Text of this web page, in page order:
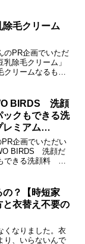
ックな生活をし
。。...
毛クリーム
のPR企画でいただ
除毛クリーム」
リームなるもの
。思ってたより大
BIRDS 洗顔
ックもできる洗
ミアム
企画でいただい
BIRDS 洗顔だ
できる洗顔料 ホ
ーいってみまし
の？【時短家
衣替え不要の
くなりました。衣
り、いらないんで